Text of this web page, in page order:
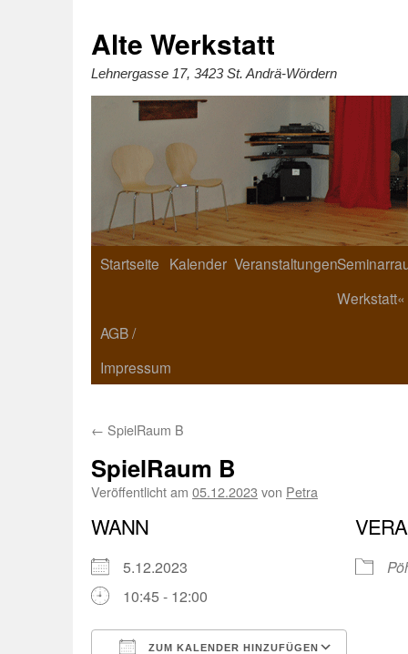
Alte Werkstatt
Lehnergasse 17, 3423 St. Andrä-Wördern
Startseite Kalender Veranstaltungen
Werkstatt«
AGB /
Impressum
← SpielRaum B
SpielRaum B
Veröffentlicht am 05.12.2023 von Petra
WANN
5.12.2023
10:45 - 12:00
ZUM KALENDER HINZUFÜGEN